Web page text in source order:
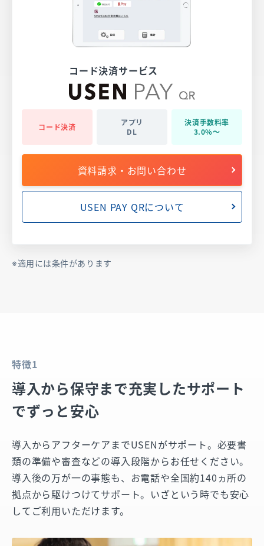
コード決済サービス
コード決済
アプリ
DL
決済手数料率
3.0%〜
資料請求・お問い合わせ
USEN PAY QRについて
適用には条件があります
特徴1
導入から保守まで充実したサポート
でずっと安心
導入からアフターケアまでUSENがサポート。必要書
類の準備や審査などの導入段階からお任せください。
導入後の万が一の事態も、お電話や全国約140ヵ所の
拠点から駆けつけてサポート。いざという時でも安心
してご利用いただけます。